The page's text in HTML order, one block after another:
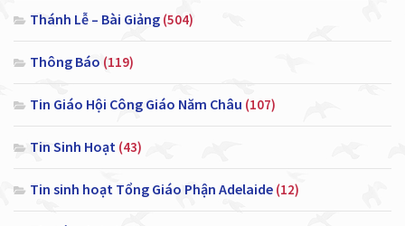
Thánh Lễ – Bài Giảng (504)
Thông Báo (119)
Tin Giáo Hội Công Giáo Năm Châu (107)
Tin Sinh Hoạt (43)
Tin sinh hoạt Tổng Giáo Phận Adelaide (12)